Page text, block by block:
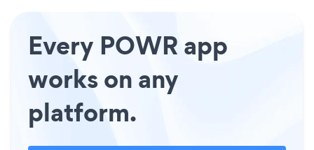
Every POWR app
works on any
platform.